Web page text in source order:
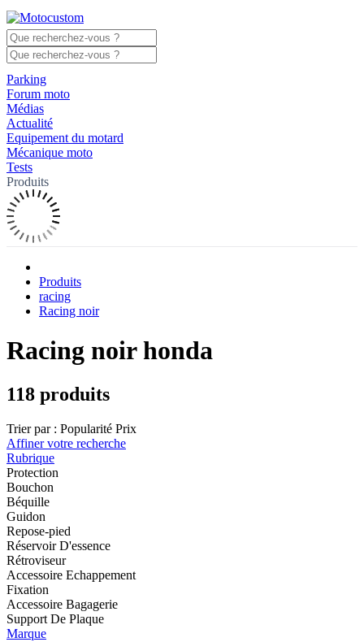
Parking
Forum moto
Médias
Actualité
Equipement du motard
Mécanique moto
Tests
Produits
Produits
racing
Racing noir
Racing noir honda
118 produits
Trier par : Popularité Prix
Affiner votre recherche
Rubrique
Protection
Bouchon
Béquille
Guidon
Repose-pied
Réservoir D'essence
Rétroviseur
Accessoire Echappement
Fixation
Accessoire Bagagerie
Support De Plaque
Marque